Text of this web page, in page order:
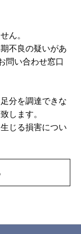
ん。
不良の疑いがあ
問い合わせ窓口
分を調達できな
します。
じる損害につい